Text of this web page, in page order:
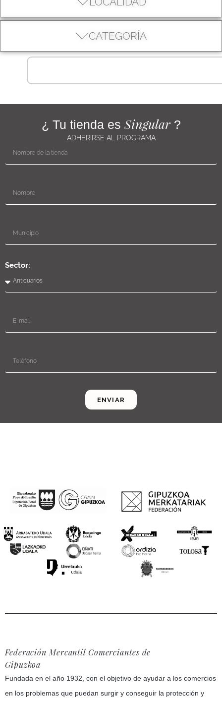
CATEGORÍA
¿ Tu tienda es Singular?
ADHERIRSE AL PROGRAMA
Sector:
ENVIAR
Federación Mercantil Comerciantes de
Gipuzkoa
Fundada en el año 1932, con el objetivo de ayudar a los comercios
en los problemas que puedan surgir y conseguir la protección y